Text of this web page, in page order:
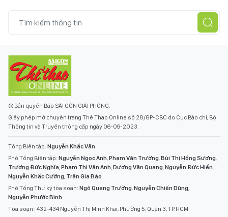
© Bản quyền Báo SÀI GÒN GIẢI PHÓNG.
Giấy phép mở chuyên trang Thể Thao Online số 28/GP-CBC do Cục Báo chí, Bộ
Thông tin và Truyền thông cấp ngày 06-09-2023.
Tổng Biên tập: Nguyễn Khắc Văn
Phó Tổng Biên tập: Nguyễn Ngọc Anh,Phạm Văn Trường,Bùi Thị Hồng Sương,
Trương Đức Nghĩa,Phạm Thị Vân Anh,Dương Văn Quang,Nguyễn Đức Hiển,
Nguyễn Khắc Cường, Trần Gia Bảo
Phó Tổng Thư ký tòa soạn: Ngô Quang Trưởng,Nguyễn Chiến Dũng,
Nguyễn Phước Bình
Tòa soạn : 432-434 Nguyễn Thị Minh Khai, Phường 5, Quận 3, TP.HCM